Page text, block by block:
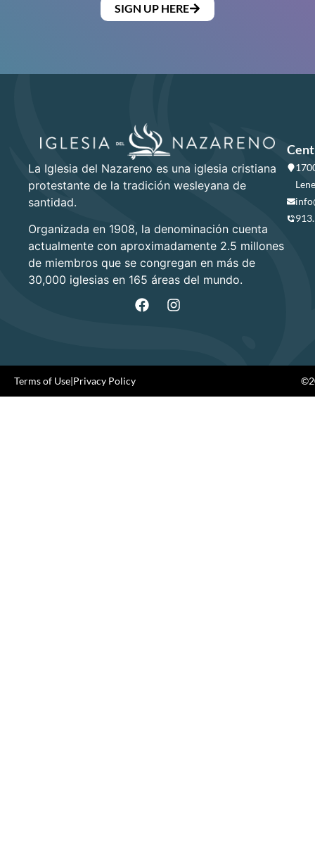
SIGN UP HERE
La Iglesia del Nazareno es una iglesia cristiana
protestante de la tradición wesleyana de
santidad.
Organizada en 1908, la denominación cuenta
actualmente con aproximadamente 2.5 millones
de miembros que se congregan en más de
30,000 iglesias en 165 áreas del mundo.
Terms of Use Privacy Policy